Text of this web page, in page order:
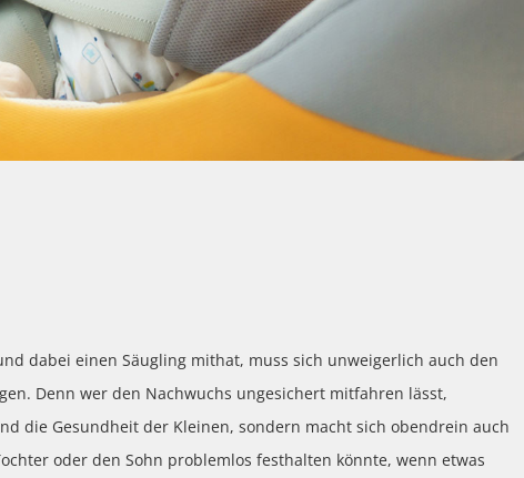
dabei einen Säugling mithat, muss sich unweigerlich auch den
Denn wer den Nachwuchs ungesichert mitfahren lässt,
die Gesundheit der Kleinen, sondern macht sich obendrein auch
oder den Sohn problemlos festhalten könnte, wenn etwas